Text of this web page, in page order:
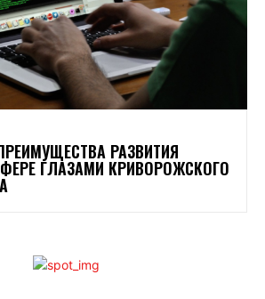
РАЗВИТИЯ
ГЛАЗАМИ КРИВОРОЖСКОГО